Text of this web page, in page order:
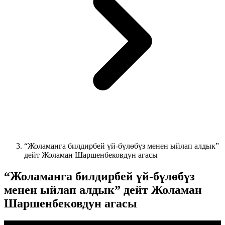
“Жоламанга билдирбей үй-бүлөбүз менен ыйлап алдык”
дейт Жоламан Шаршенбековдун агасы
“Жоламанга билдирбей үй-бүлөбүз
менен ыйлап алдык” дейт Жоламан
Шаршенбековдун агасы